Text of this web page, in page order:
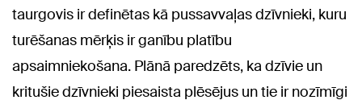
taurgovis ir definētas kā pussavvaļas dzīvnieki, kuru
turēšanas mērķis ir ganību platību
apsaimniekošana. Plānā paredzēts, ka dzīvie un
kritušie dzīvnieki piesaista plēsējus un tie ir nozīmīgi